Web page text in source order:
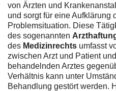
von Ärzten und
und sorgt für eine Aufklärung
Problemsituation. Diese
des sogenannten
des Medizinrechts umfasst
zwischen Arzt und Patient
behandelnden Arztes
Verhältnis kann unter
Behandlung gestört werden.